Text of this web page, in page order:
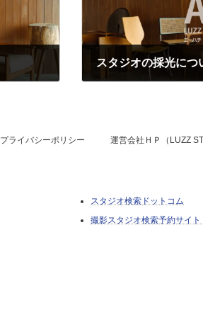
スタジオの採光につ
プライバシーポリシー 運営会社ＨＰ（LUZZ
スタジオ検索ドットコム
撮影スタジオ検索予約サイト